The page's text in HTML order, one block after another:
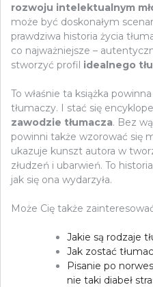
rozwoju intelektualnym
może być doskonałym
prawdziwa historia życia
co najważniejsze –
stworzyć profil idealnego
To właśnie ta książka
tłumaczy. I stać się
zawodzie tłumacza. Bez
powinni także wzorować się
ukazuje kunszt autora w
złudzeń i ubarwień. To
jak się ona wydarzyła.
Może Cię także
Jakie są rodzaje
Jak zostać
Pisanie po
nie taki diabeł